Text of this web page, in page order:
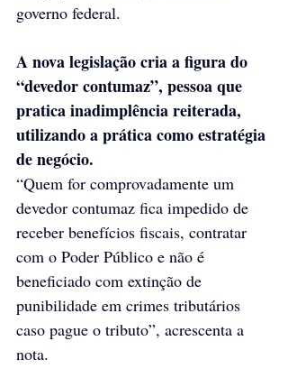
governo federal.
A nova legislação cria a figura do
“devedor contumaz”, pessoa que
pratica inadimplência reiterada,
utilizando a prática como estratégia
de negócio.
“Quem for comprovadamente um
devedor contumaz fica impedido de
receber benefícios fiscais, contratar
com o Poder Público e não é
beneficiado com extinção de
punibilidade em crimes tributários
caso pague o tributo”, acrescenta a
nota.